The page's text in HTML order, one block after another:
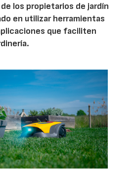
de los propietarios de jardín
en utilizar herramientas
que faciliten